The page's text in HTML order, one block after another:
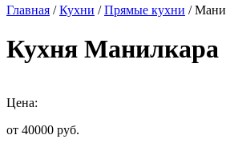
Главная /Кухни /Прямые кухни /
Кухня Манилкара
Цена:
от 40000 руб.